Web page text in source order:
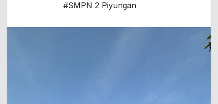
#SMPN 2 Piyungan